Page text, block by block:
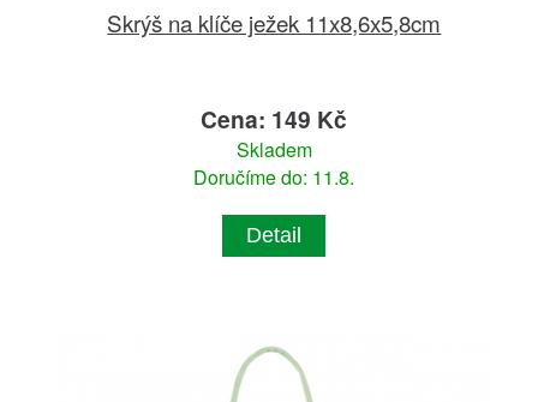
Skrýš na klíče ježek 11x8,6x5,8cm
Cena: 149 Kč
Skladem
Doručíme do: 11.8.
Detail